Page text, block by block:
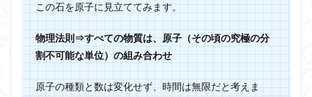
この石を原子に見立ててみます。
物理法則⇒すべての物質は、原子（その頃の究極の分
割不可能な単位）の組み合わせ
原子の種類と数は変化せず、時間は無限だと考えま